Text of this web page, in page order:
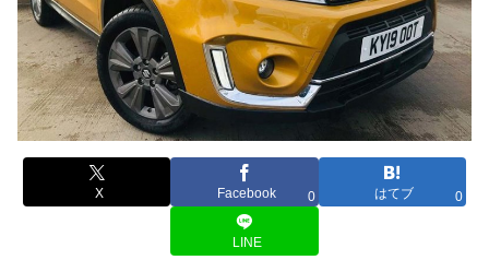
X Facebook 0 はてブ 0
LINE